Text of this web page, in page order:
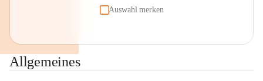
Auswahl merken
Allgemeines